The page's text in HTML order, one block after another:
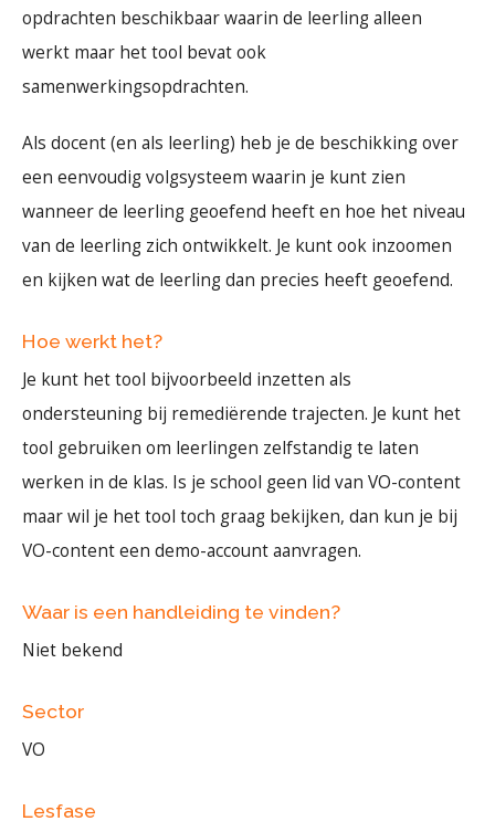
opdrachten beschikbaar waarin de leerling alleen
werkt maar het tool bevat ook
samenwerkingsopdrachten.
Als docent (en als leerling) heb je de beschikking over
een eenvoudig volgsysteem waarin je kunt zien
wanneer de leerling geoefend heeft en hoe het niveau
van de leerling zich ontwikkelt. Je kunt ook inzoomen
en kijken wat de leerling dan precies heeft geoefend.
Hoe werkt het?
Je kunt het tool bijvoorbeeld inzetten als
ondersteuning bij remediërende trajecten. Je kunt het
tool gebruiken om leerlingen zelfstandig te laten
werken in de klas. Is je school geen lid van VO-content
maar wil je het tool toch graag bekijken, dan kun je bij
VO-content een demo-account aanvragen.
Waar is een handleiding te vinden?
Niet bekend
Sector
VO
Lesfase